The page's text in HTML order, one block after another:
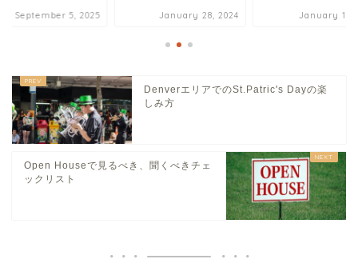
September 5, 2025 January 28, 2024 January 19,
DenverエリアでのSt.Patric's Dayの楽
しみ方
Open Houseで見るべき、聞くべきチェ
ックリスト